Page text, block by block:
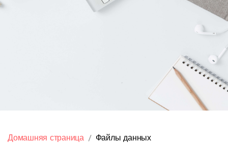
Домашняя страница
Файлы данных